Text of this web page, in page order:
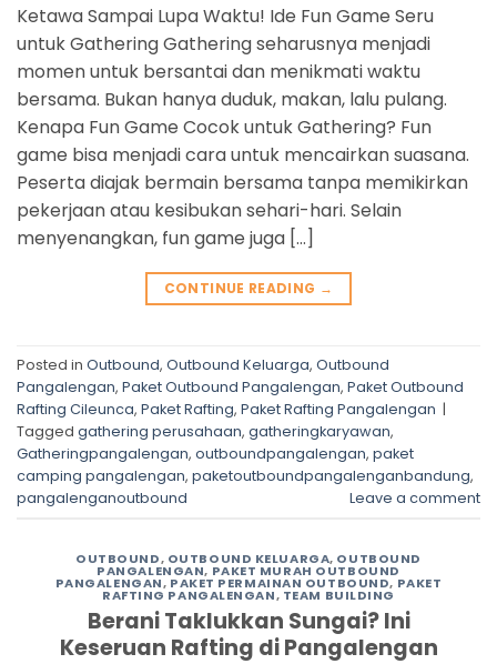
Ketawa Sampai Lupa Waktu! Ide Fun Game Seru
untuk Gathering Gathering seharusnya menjadi
momen untuk bersantai dan menikmati waktu
bersama. Bukan hanya duduk, makan, lalu pulang.
Kenapa Fun Game Cocok untuk Gathering? Fun
game bisa menjadi cara untuk mencairkan suasana.
Peserta diajak bermain bersama tanpa memikirkan
pekerjaan atau kesibukan sehari-hari. Selain
menyenangkan, fun game juga […]
CONTINUE READING →
Posted in Outbound, Outbound Keluarga, Outbound
Pangalengan, Paket Outbound Pangalengan, Paket Outbound
Rafting Cileunca, Paket Rafting, Paket Rafting Pangalengan |
Tagged gathering perusahaan, gatheringkaryawan,
Gatheringpangalengan, outboundpangalengan, paket
camping pangalengan, paketoutboundpangalenganbandung,
pangalenganoutbound
Leave a comment
OUTBOUND, OUTBOUND KELUARGA, OUTBOUND
PANGALENGAN, PAKET MURAH OUTBOUND
PANGALENGAN, PAKET PERMAINAN OUTBOUND, PAKET
RAFTING PANGALENGAN, TEAM BUILDING
Berani Taklukkan Sungai? Ini
Keseruan Rafting di Pangalengan